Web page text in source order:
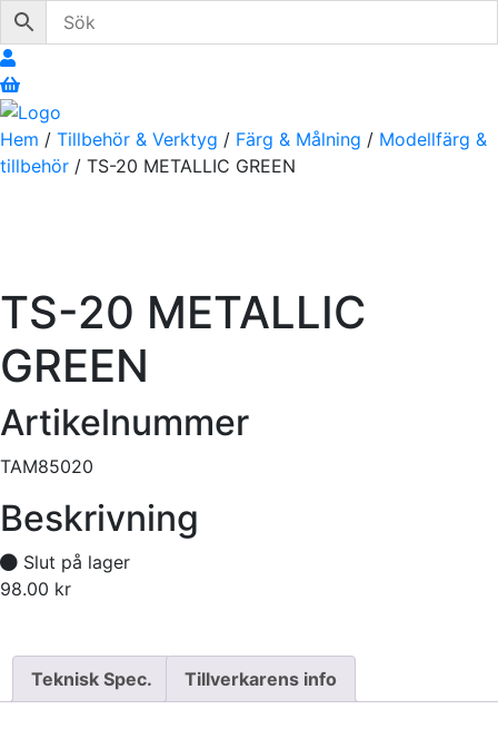
Hem / Tillbehör & Verktyg / Färg & Målning / Modellfärg &
tillbehör / TS-20 METALLIC GREEN
TS-20 METALLIC
GREEN
Artikelnummer
TAM85020
Beskrivning
Slut på lager
98.00 kr
Teknisk Spec. Tillverkarens info